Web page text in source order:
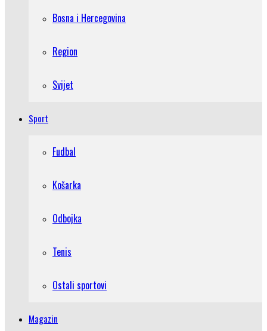
Bosna i Hercegovina
Region
Svijet
Sport
Fudbal
Košarka
Odbojka
Tenis
Ostali sportovi
Magazin